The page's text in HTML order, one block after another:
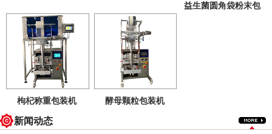
上海巧慈全自动 液体包装机|颗粒包装机|粉末包装机|茶叶包装
机|袋泡茶包装机
电话：021-61843523 邮箱：shqiaoci@126.com 网站：
http://www.shbaozhuangji.net/
益生菌圆角袋粉末包
枸杞称重包装机 酵母颗粒包装机
新闻动态